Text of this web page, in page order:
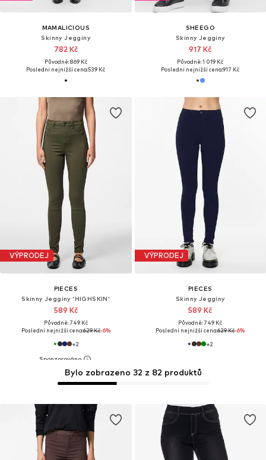
MAMALICIOUS
Skinny Jeggíny
782 Kč
Původně: 869 Kč
Poslední nejnižší cena:539 Kč
SHEEGO
Skinny Jeggíny
917 Kč
Původně: 1 019 Kč
Poslední nejnižší cena:917 Kč
VÝPRODEJ
PIECES
Skinny Jeggíny 'HIGHSKIN'
589 Kč
Původně: 749 Kč
Poslední nejnižší cena:629 Kč-6%
+2
VÝPRODEJ
PIECES
Skinny Jeggíny
589 Kč
Původně: 749 Kč
Poslední nejnižší cena:629 Kč-6%
+2
Bylo zobrazeno 32 z 82 produktů